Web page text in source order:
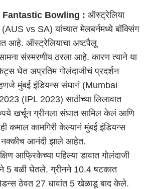
Fantastic Bowling : ऑस्ट्रेलिया
(AUS vs SA) यांच्यात मेलबर्नमध्ये बॉक्सिंग
आहे. ऑस्ट्रेलियाचा अष्टपैलू
संस्मरणीय ठरला आहे. कारण त्याने या
घेत अप्रतिम गोलंदाजीचं प्रदर्शन
मुंबई इंडियन्स संघानं (Mumbai
2023 (IPL 2023) साठीच्या लिलावात
खर्चून ग्रीनला संघात सामिल केलं आणि
कमाल कामगिरी केल्यानं मुंबई इंडियन्स
नक्कीच आनंदी झाले आहेत.
आफ्रिकेच्या पहिल्या डावात गोलंदाजी
5 बळी घेतले. ग्रीनने 10.4 षटकात
ठेवत 27 धावांत 5 खेळाडू बाद केले.